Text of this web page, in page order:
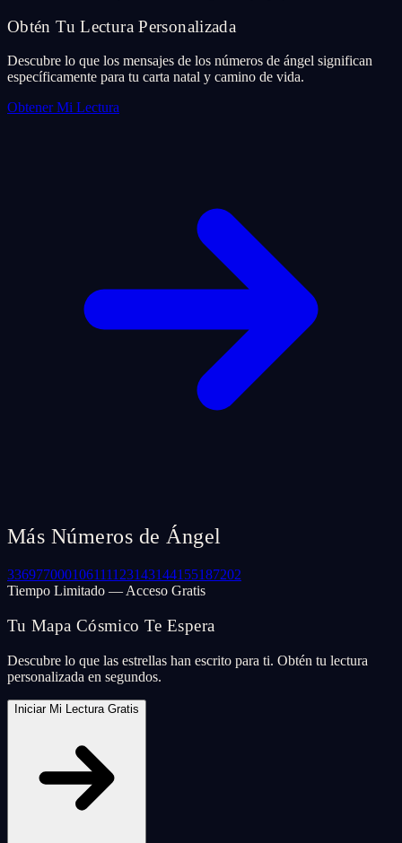
Obtén Tu Lectura Personalizada
Descubre lo que los mensajes de los números de ángel significan
específicamente para tu carta natal y camino de vida.
Obtener Mi Lectura
Más Números de Ángel
336977000106111123143144155187202
Tiempo Limitado — Acceso Gratis
Tu Mapa Cósmico Te Espera
Descubre lo que las estrellas han escrito para ti. Obtén tu lectura
personalizada en segundos.
Iniciar Mi Lectura Gratis